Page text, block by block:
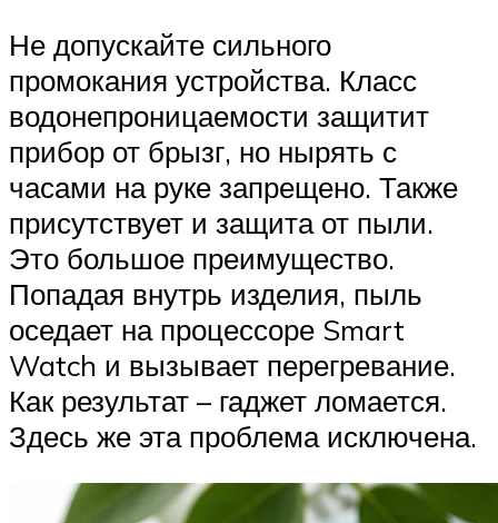
Не допускайте сильного
промокания устройства. Класс
водонепроницаемости защитит
прибор от брызг, но нырять с
часами на руке запрещено. Также
присутствует и защита от пыли.
Это большое преимущество.
Попадая внутрь изделия, пыль
оседает на процессоре Smart
Watch и вызывает перегревание.
Как результат – гаджет ломается.
Здесь же эта проблема исключена.